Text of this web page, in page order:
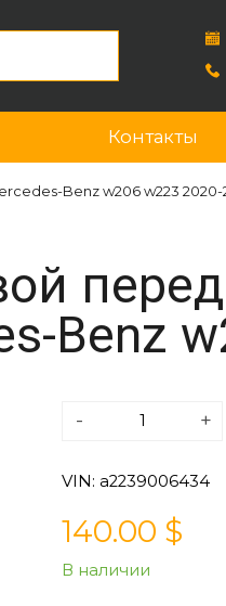
Контакты
Benz w206 w223 2020-
Benz
- +
VIN: a2239006434
140.00 $
В наличии